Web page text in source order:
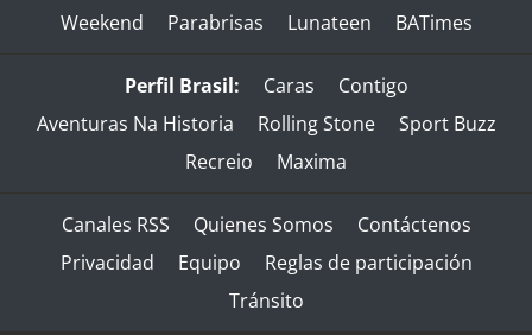
Weekend
Parabrisas Lunateen BATimes
Perfil Brasil: Caras
Contigo
Aventuras Na Historia
Rolling Stone
Sport Buzz
Recreio
Maxima
Canales RSS Quienes Somos
Contáctenos
Privacidad
Equipo
Reglas de participación
Tránsito